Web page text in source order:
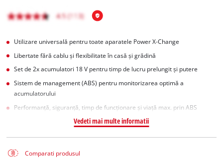
Utilizare universală pentru toate aparatele Power X-Change
Libertate fără cablu și flexibilitate în casă și grădină
Set de 2x acumulatori 18 V pentru timp de lucru prelungit și putere
Sistem de management (ABS) pentru monitorizarea optimă a
acumulatorului
Performanță, siguranță, timp de funcționare și viață max. prin ABS
Vedeti mai multe informatii
Comparati produsul